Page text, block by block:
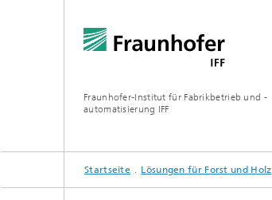
Fraunhofer-Institut für Fabrikbetrieb und -
automatisierung IFF
Startseite Lösungen für Forst und Holz